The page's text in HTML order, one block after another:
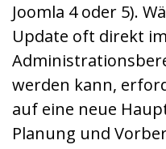
Joomla 4 oder 5).
Update oft direkt im
werden kann,
auf eine neue
Planung und